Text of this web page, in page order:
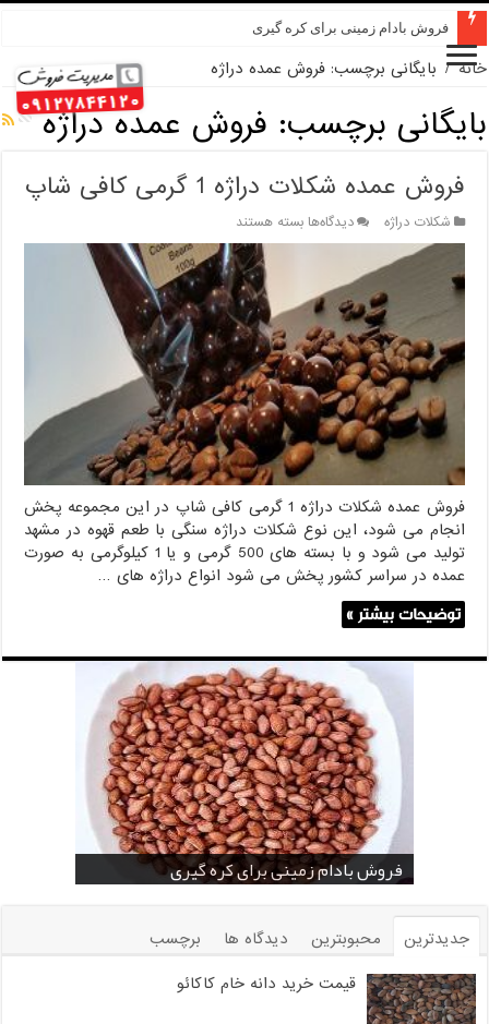
فروش بادام زمینی برای کره گیری
خانه / بایگانی برچسب: فروش عمده دراژه
بایگانی برچسب: فروش عمده دراژه
فروش عمده شكلات دراژه 1 گرمی کافی شاپ
شکلات دراژه دیدگاه‌هابرای
فروش
دراژه
گرمی
کافی
شاپ
بسته هستند
فروش عمده شكلات دراژه 1 گرمی کافی شاپ در این مجموعه پخش
انجام می شود، این نوع شکلات دراژه سنگی با طعم قهوه در مشهد
تولید می شود و با بسته های 500 گرمی و یا 1 کیلوگرمی به صورت
عمده در سراسر کشور پخش می شود انواع دراژه های …
توضیحات بیشتر »
قیمت خرید دانه خام کاکائو
فروش بادام زمینی برای کره گیری
خرید عمده کنجد در تهران
خرید عمده کنجد سیاه و سفید
خرید بادام زمینی فله
خرید عمده کنجد سیاه
خرید عمده کنجد سفید
قیمت خرید کافی میت در کرمان
فروش انواع کنجد در یزد ( Sesame )
جدیدترین محبوبترین دیدگاه ها
برچسب
قیمت خرید دانه خام کاکائو